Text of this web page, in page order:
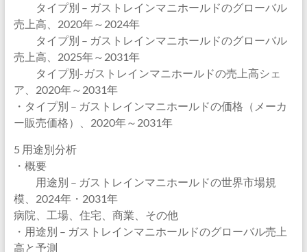
タイプ別 – ガストレインマニホールドのグローバル
売上高、2020年～2024年
タイプ別 – ガストレインマニホールドのグローバル
売上高、2025年～2031年
タイプ別-ガストレインマニホールドの売上高シェ
ア、2020年～2031年
・タイプ別 – ガストレインマニホールドの価格（メーカ
ー販売価格）、2020年～2031年
5 用途別分析
・概要
用途別 – ガストレインマニホールドの世界市場規
模、2024年・2031年
病院、工場、住宅、商業、その他
・用途別 – ガストレインマニホールドのグローバル売上
高と予測